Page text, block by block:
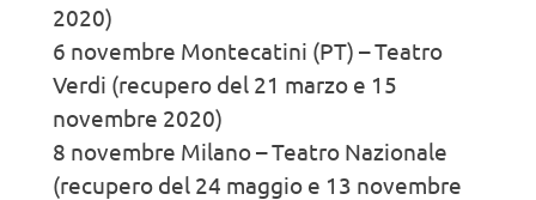
2020)
6 novembre Montecatini (PT) – Teatro
Verdi (recupero del 21 marzo e 15
novembre 2020)
8 novembre Milano – Teatro Nazionale
(recupero del 24 maggio e 13 novembre